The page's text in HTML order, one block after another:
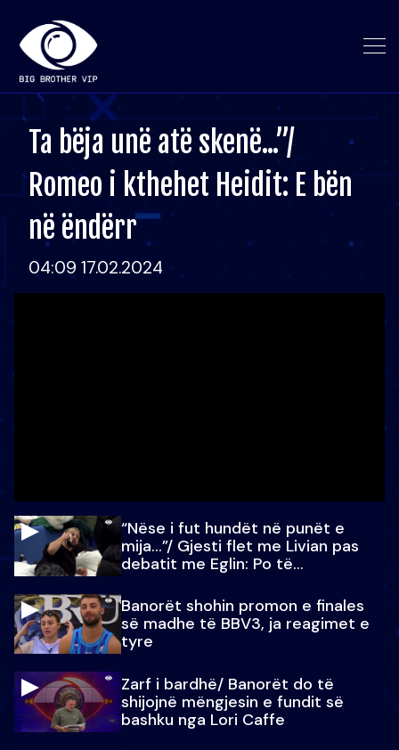
Ta bëja unë atë skenë...”/
Romeo i kthehet Heidit: E bën
në ëndërr
04:09 17.02.2024
“Nëse i fut hundët në punët e
mija…”/ Gjesti flet me Livian pas
debatit me Eglin: Po të
Banorët shohin promon e finales
së madhe të BBV3, ja reagimet e
tyre
Zarf i bardhë/ Banorët do të
shijojnë mëngjesin e fundit së
bashku nga Lori Caffe